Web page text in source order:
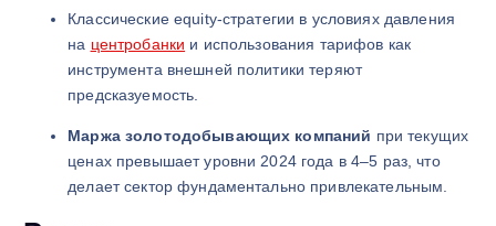
Классические equity-стратегии в условиях давления
на центробанки и использования тарифов как
инструмента внешней политики теряют
предсказуемость.
Маржа золотодобывающих компаний при текущих
ценах превышает уровни 2024 года в 4–5 раз, что
делает сектор фундаментально привлекательным.